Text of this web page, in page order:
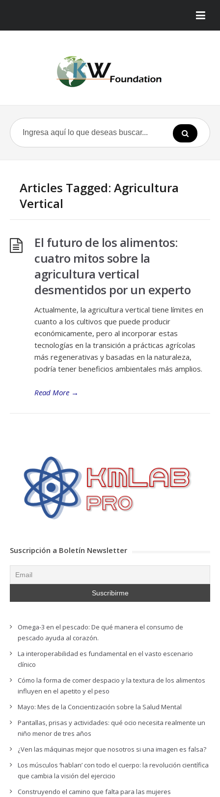
Articles Tagged: Agricultura
Vertical
El futuro de los alimentos:
cuatro mitos sobre la
agricultura vertical
desmentidos por un experto
Actualmente, la agricultura vertical tiene límites en
cuanto a los cultivos que puede producir
económicamente, pero al incorporar estas
tecnologías en la transición a prácticas agrícolas
más regenerativas y basadas en la naturaleza,
podría tener beneficios ambientales más amplios.
Read More →
Suscripción a Boletín Newsletter
Omega-3 en el pescado: De qué manera el consumo de
pescado ayuda al corazón.
La interoperabilidad es fundamental en el vasto escenario
clínico
Cómo la forma de comer despacio y la textura de los alimentos
influyen en el apetito y el peso
Mayo: Mes de la Concientización sobre la Salud Mental
Pantallas, prisas y actividades: qué ocio necesita realmente un
niño menor de tres años
¿Ven las máquinas mejor que nosotros si una imagen es falsa?
Los músculos ‘hablan’ con todo el cuerpo: la revolución científica
que cambia la visión del ejercicio
Construyendo el camino que falta para las mujeres